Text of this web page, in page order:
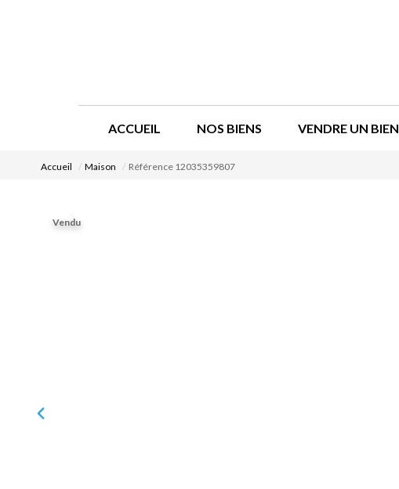
ACCUEIL NOS BIENS VENDRE UN BIEN
Accueil Maison Référence 12035359807
Vendu